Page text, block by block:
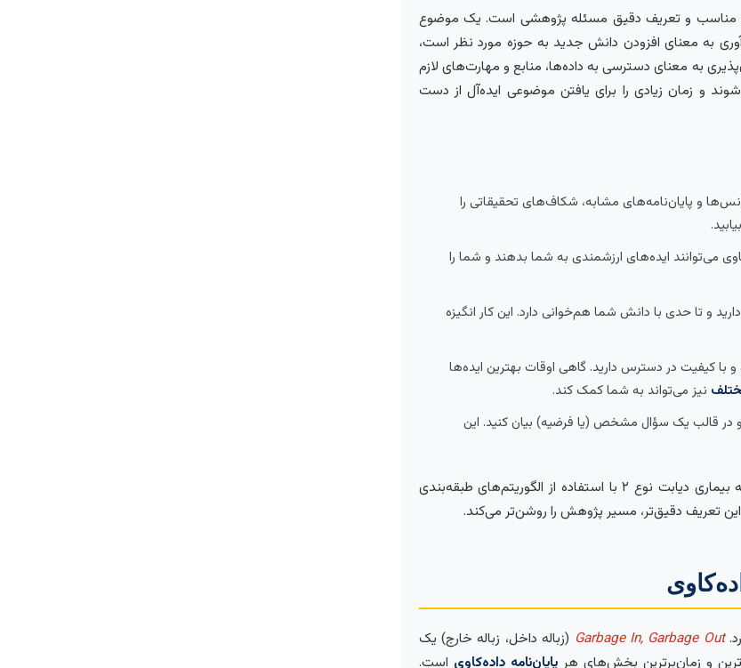
مناسب و تعریف دقیق مسئله پژوهشی است. یک موضوع
به معنای افزودن دانش جدید به حوزه مورد نظر است،
به معنای دسترسی به داده‌ها، منابع و مهارت‌های لازم
و زمان زیادی را برای یافتن موضوعی ایده‌آل از دست
و پایان‌نامه‌های مشابه، شکاف‌های تحقیقاتی را
می‌توانند ایده‌های ارزشمندی به شما بدهند و شما را
و تا حدی با دانش شما هم‌خوانی دارد. این کار انگیزه
کیفیت در دسترس دارید. گاهی اوقات بهترین ایده‌ها
نیز می‌تواند به شما کمک کند.
قالب یک سؤال مشخص (یا فرضیه) بیان کنید. این
به جای “کاربرد داده‌کاوی در پزشکی”، بهتر است بگویید: “پیش‌بینی ابتلا به بیماری دیابت نوع ۲ با استفاده از الگوریتم‌های طبقه‌بندی
Garbage In, Garbage Out (زباله داخل، زباله خارج) یک
و زمان‌برترین بخش‌های هرپایان‌نامه داده‌کاوی است.